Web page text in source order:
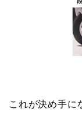
これが決め手に